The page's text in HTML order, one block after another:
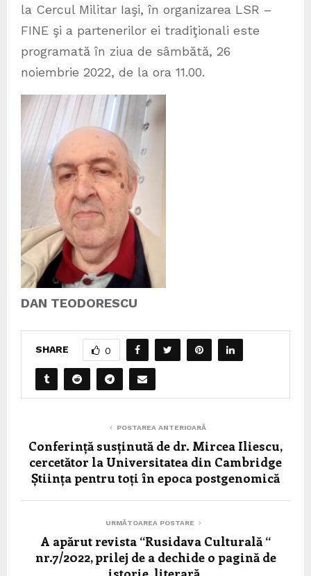
la Cercul Militar Iaşi, în organizarea LSR –
FINE şi a partenerilor ei tradiţionali este
programată în ziua de sâmbătă, 26
noiembrie 2022, de la ora 11.00.
DAN TEODORESCU
SHARE 0
POSTAREA ANTERIOARĂ
Conferință susținută de dr. Mircea Iliescu,
cercetător la Universitatea din Cambridge
Știința pentru toți în epoca postgenomică
URMĂTOAREA POSTARE
A apărut revista “Rusidava Culturală “
nr.7/2022, prilej de a dechide o pagină de